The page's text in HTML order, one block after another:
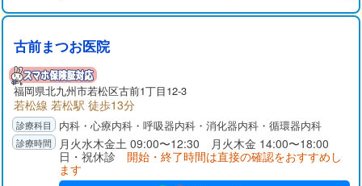
古前まつお医院
福岡県北九州市若松区古前1丁目12-3
若松線 若松駅 徒歩13分
内科・心療内科・呼吸器内科・消化器内科・循環器内科
月火水木金土 09:00〜12:30 月火木金 14:00〜18:00
日・祝休診 開始・終了時間は直接の確認をおすすめし
ます